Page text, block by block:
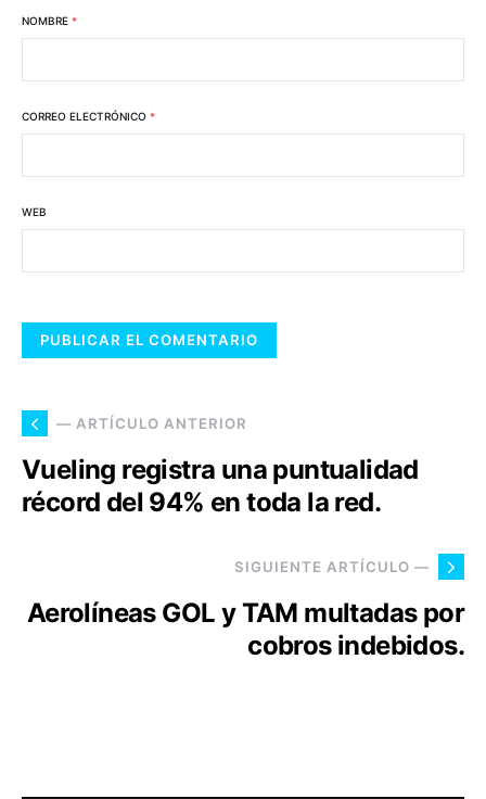
NOMBRE *
CORREO ELECTRÓNICO *
WEB
— ARTÍCULO ANTERIOR
Vueling registra una puntualidad
récord del 94% en toda la red.
SIGUIENTE ARTÍCULO —
Aerolíneas GOL y TAM multadas por
cobros indebidos.